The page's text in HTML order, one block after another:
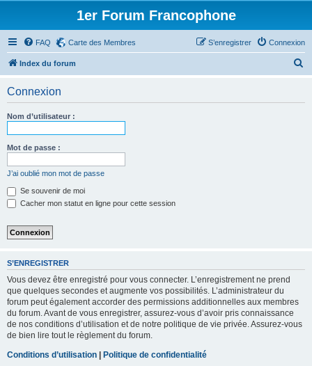
1er Forum Francophone
FAQ Carte des Membres Connexion
S’enregistrer
Index du forum
Connexion
Nom d’utilisateur :
Mot de passe :
J’ai oublié mon mot de passe
Se souvenir de moi
Cacher mon statut en ligne pour cette session
S’ENREGISTRER
Vous devez être enregistré pour vous connecter. L’enregistrement ne prend
que quelques secondes et augmente vos possibilités. L’administrateur du
forum peut également accorder des permissions additionnelles aux membres
du forum. Avant de vous enregistrer, assurez-vous d’avoir pris connaissance
de nos conditions d’utilisation et de notre politique de vie privée. Assurez-vous
de bien lire tout le règlement du forum.
Conditions d’utilisation | Politique de confidentialité